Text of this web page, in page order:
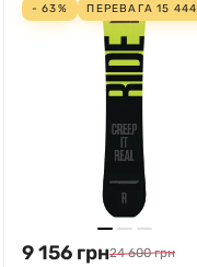
- 63% ПЕРЕВАГА15 444
9 156 грн24 600 грн